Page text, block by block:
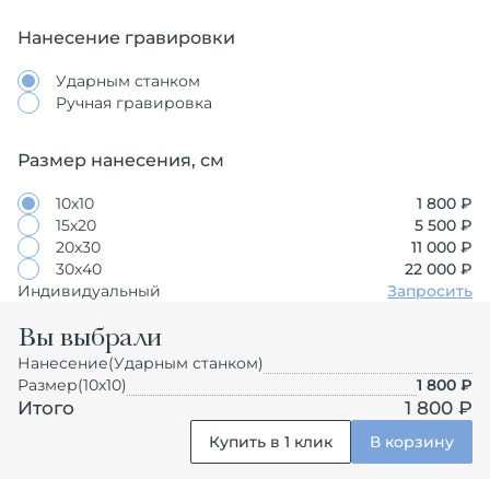
Нанесение гравировки
Ударным станком
Ручная гравировка
Размер нанесения, см
10х10
1 800 ₽
15х20
5 500 ₽
20х30
11 000 ₽
30х40
22 000 ₽
Индивидуальный
Запросить
Вы выбрали
Нанесение(Ударным станком)
Размер(10х10) 1 800 ₽
Итого 1 800 ₽
Купить в 1 клик В корзину